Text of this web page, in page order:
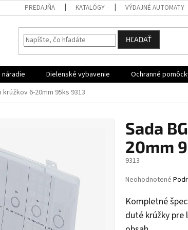
PREDAJŇA KATALÓGY VÝDAJNÉ AUTOMATY
HĽADAŤ
náradie Dielenské vybavenie Ochranné
krúžkov 6-20mm 95ks 9313
Sada
20mm
9313
Priemerné
produktu
0,0
z
Neohodnotené
Kompletné
duté krúžky